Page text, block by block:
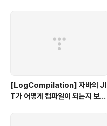
[LogCompilation] 자바의 JI
T가 어떻게 컴파일이 되는지 보고